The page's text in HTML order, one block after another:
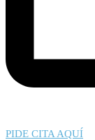
PIDE CITA AQUÍ